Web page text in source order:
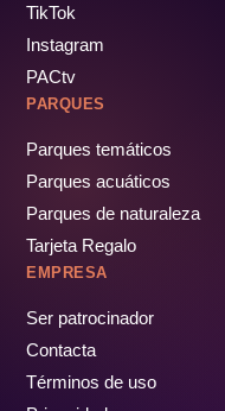
TikTok
Instagram
PACtv
PARQUES
Parques temáticos
Parques acuáticos
Parques de naturaleza
Tarjeta Regalo
EMPRESA
Ser patrocinador
Contacta
Términos de uso